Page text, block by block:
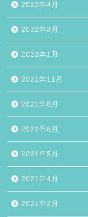
2022年4月
2022年3月
2022年1月
2021年11月
2021年8月
2021年6月
2021年5月
2021年4月
2021年2月